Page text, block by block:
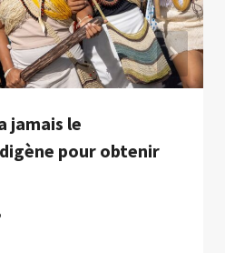
jamais le
pour obtenir